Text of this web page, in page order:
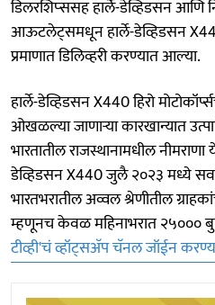
डिलरशिप्‍ससह हार्ले-डेव्हिडसन आणि
आऊटलेट्समधून हार्ले-डेव्हिडसन
प्रमाणात डिलिव्‍हरी करण्‍यात आल्‍या.
हार्ले-डेव्हिडसन X440 हिरो
ओखळल्या जाणाऱ्या कारखान्यात
भारतातील राजस्थानामधील
डेव्हिडसन X440 जुलै २०२३ मध्ये
भारतभरातील अव्वल श्रेणीतील
म्हणूनच केवळ महिनाभरात २५०००
टीव्ही'चं व्हॉट्सअ‍ॅप चॅनल जॉईन